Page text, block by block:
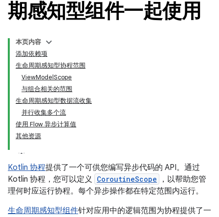
期感知型组件一起使用
本页内容
添加依赖项
生命周期感知型协程范围
ViewModelScope
与组合相关的范围
生命周期感知型数据流收集
并行收集多个流
使用 Flow 异步计算值
其他资源
Kotlin 协程提供了一个可供您编写异步代码的 API。通过
Kotlin 协程，您可以定义 CoroutineScope
，以帮助您管
理何时应运行协程。每个异步操作都在特定范围内运行。
生命周期感知型组件针对应用中的逻辑范围为协程提供了一